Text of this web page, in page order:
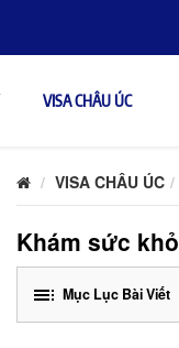
VISA CHÂU ÚC
VISA CHÂU ÚC
Khám sức
Mục Lục Bài Viết